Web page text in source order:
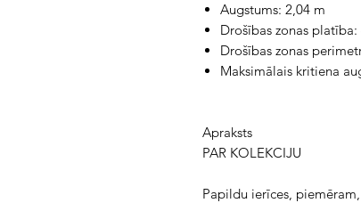
Augstums: 2,04 m
Drošības zonas platība:
Drošības zonas
Maksimālais kritiena
Apraksts
PAR KOLEKCIJU
Papildu ierīces,